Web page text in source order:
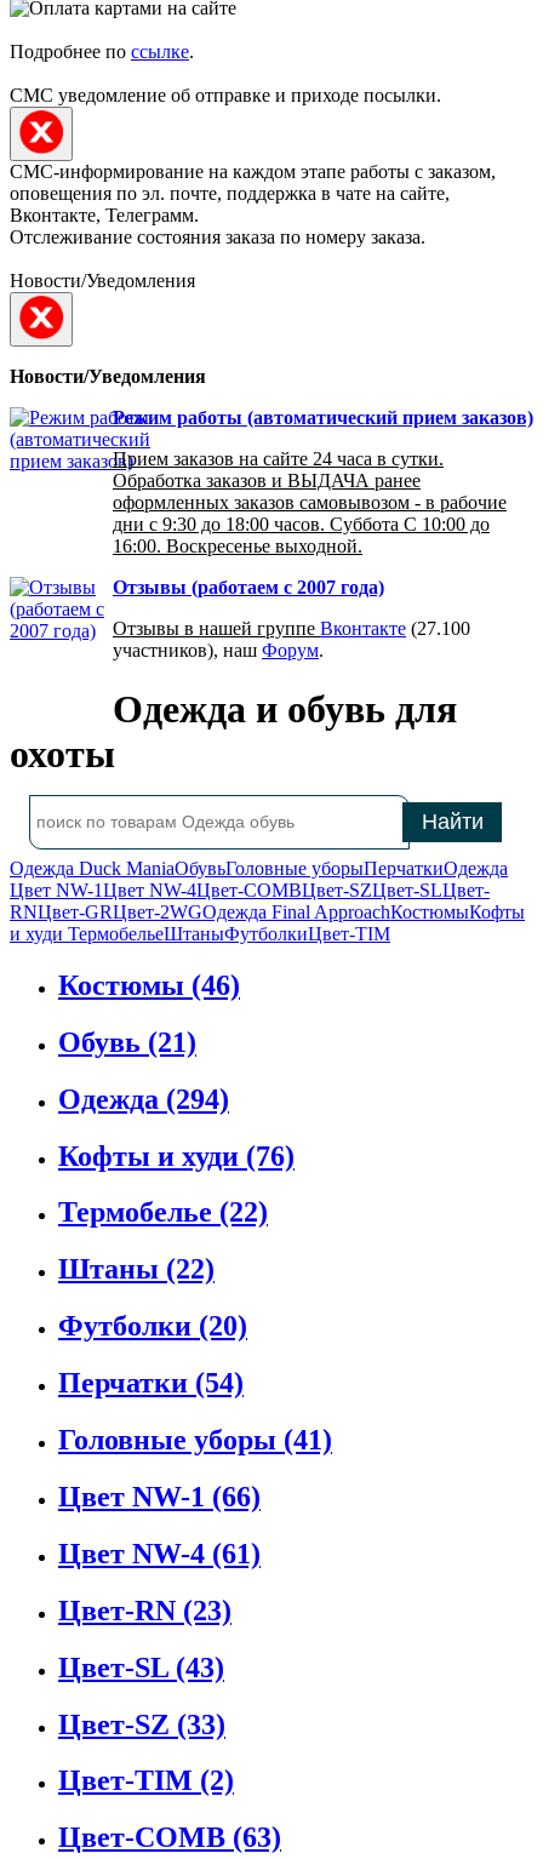
Подробнее по ссылке.
СМС уведомление об отправке и приходе посылки.
СМС-информирование на каждом этапе работы с заказом,
оповещения по эл. почте, поддержка в чате на сайте,
Вконтакте, Телеграмм.
Отслеживание состояния заказа по номеру заказа.
Новости/Уведомления
Новости/Уведомления
Режим работы (автоматический прием заказов)
Прием заказов на сайте 24 часа в сутки.
Обработка заказов и ВЫДАЧА ранее
оформленных заказов самовывозом - в рабочие
дни с 9:30 до 18:00 часов. Суббота С 10:00 до
16:00. Воскресенье выходной.
Отзывы (работаем с 2007 года)
Отзывы в нашей группе Вконтакте (27.100
участников), наш Форум.
Одежда и обувь для
охоты
Одежда Duck ManiaОбувьГоловные уборыПерчаткиОдежда
Цвет NW-1Цвет NW-4Цвет-COMBЦвет-SZЦвет-SLЦвет-
RNЦвет-GRЦвет-2WGОдежда Final ApproachКостюмыКофты
и худи ТермобельеШтаныФутболкиЦвет-TIM
Костюмы (46)
Обувь (21)
Одежда (294)
Кофты и худи (76)
Термобелье (22)
Штаны (22)
Футболки (20)
Перчатки (54)
Головные уборы (41)
Цвет NW-1 (66)
Цвет NW-4 (61)
Цвет-RN (23)
Цвет-SL (43)
Цвет-SZ (33)
Цвет-TIM (2)
Цвет-COMB (63)